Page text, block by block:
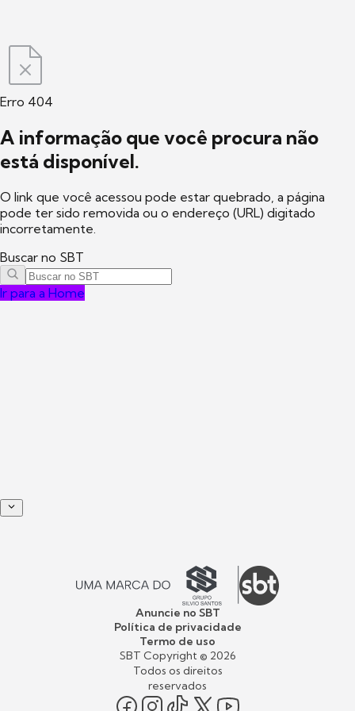
Erro 404
A informação que você procura não
está disponível.
O link que você acessou pode estar quebrado, a página
pode ter sido removida ou o endereço (URL) digitado
incorretamente.
Buscar no SBT
Ir para a Home
Anuncie no SBT
Política de privacidade
Termo de uso
SBT Copyright © 2026
Todos os direitos
reservados